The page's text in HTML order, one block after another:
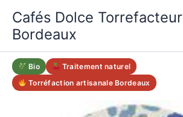
contenu
Cafés Dolce Torrefacteur
Bordeaux
Bio
Traitement naturel
Torréfaction artisanale Bordeaux